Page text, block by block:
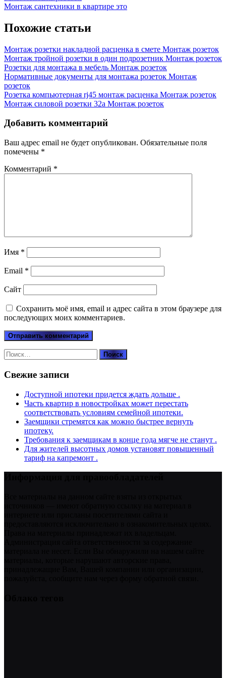
по
записям
Post:
Next
Монтаж сантехники в квартире это
Похожие статьи
Монтаж розетки накладной расценка в смете Монтаж розеток
Монтаж тройной розетки в один подрозетник Монтаж розеток
Розетки для монтажа в мебель Монтаж розеток
Нормативные документы для монтажа розеток Монтаж
розеток
Розетка компьютерная rj45 монтаж расценка Монтаж розеток
Монтаж силовой розетки 32а Монтаж розеток
Добавить комментарий
Ваш адрес email не будет опубликован. Обязательные поля
помечены *
Комментарий *
Имя *
Email *
Сайт
Сохранить моё имя, email и адрес сайта в этом браузере для
последующих моих комментариев.
Найти:
Свежие записи
Доступной ипотеки придется ждать дольше .
Часть квартир в новостройках может перестать
соответствовать условиям семейной ипотеки.
Заемщики стремятся как можно быстрее вернуть
ипотеку.
Требования к заемщикам в конце года мягче не станут .
Для жителей высотных домов установят повышенный
тариф на капремонт .